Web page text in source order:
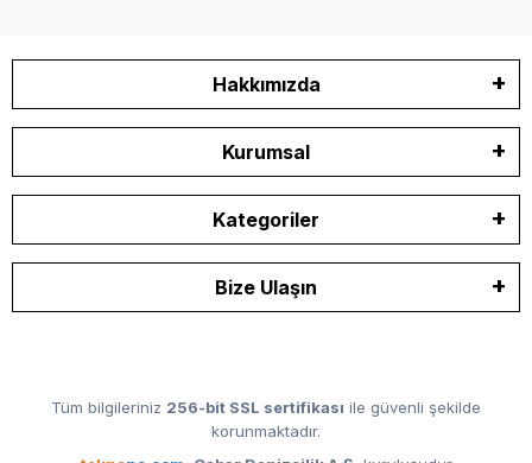
Hakkımızda
Kurumsal
Kategoriler
Bize Ulaşın
Tüm bilgileriniz 256-bit SSL sertifikası ile güvenli şekilde
korunmaktadır.